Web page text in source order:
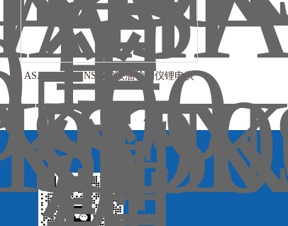
ASAHI SOKENS-500吸油检测仪锂电炭
黑专用设备